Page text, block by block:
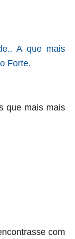
A que mais
Forte.
que mais mais
com